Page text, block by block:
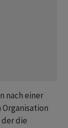
nach einer
der die